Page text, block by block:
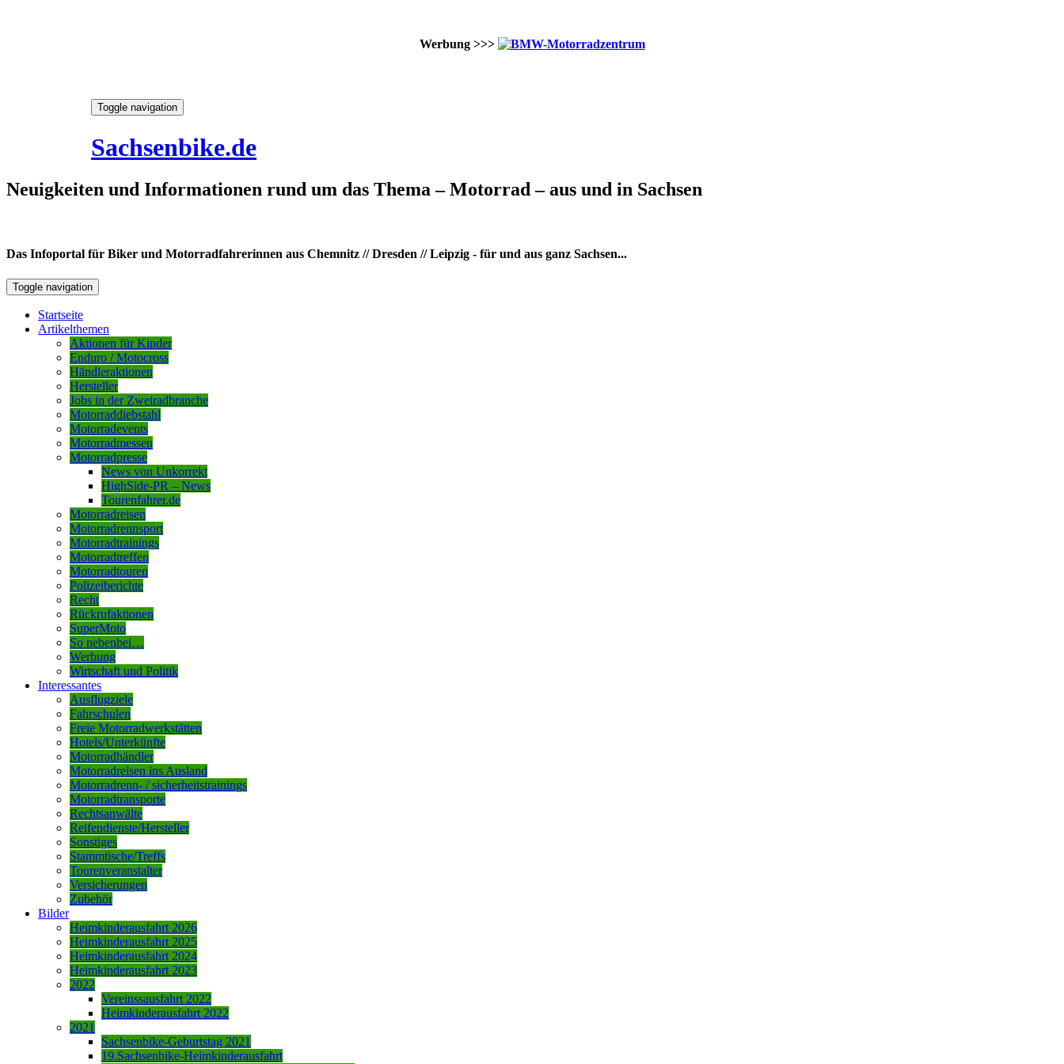
Werbung >>>
Toggle navigation
Sachsenbike.de
Neuigkeiten und Informationen rund um das Thema – Motorrad – aus und in Sachsen
Das Infoportal für Biker und Motorradfahrerinnen aus Chemnitz // Dresden // Leipzig - für und aus ganz Sachsen...
Toggle navigation
Startseite
Artikelthemen
Aktionen für Kinder
Enduro / Motocross
Händleraktionen
Hersteller
Jobs in der Zweiradbranche
Motorraddiebstahl
Motorradevents
Motorradmessen
Motorradpresse
News von Unkorrekt
HighSide-PR – News
Tourenfahrer.de
Motorradreisen
Motorradrennsport
Motorradtrainings
Motorradtreffen
Motorradtouren
Polizeiberichte
Recht
Rückrufaktionen
SuperMoto
So nebenbei…
Werbung
Wirtschaft und Politik
Interessantes
Ausflugziele
Fahrschulen
Freie Motorradwerkstätten
Hotels/Unterkünfte
Motorradhändler
Motorradreisen ins Ausland
Motorradrenn- / sicherheitstrainings
Motorradtransporte
Rechtsanwälte
Reifendienste/Hersteller
Sonstiges
Stammtische/Treffs
Tourenveranstalter
Versicherungen
Zubehör
Bilder
Heimkinderausfahrt 2026
Heimkinderausfahrt 2025
Heimkinderausfahrt 2024
Heimkinderausfahrt 2023
2022
Vereinssausfahrt 2022
Heimkinderausfahrt 2022
2021
Sachsenbike-Geburtstag 2021
19.Sachsenbike-Heimkinderausfahrt